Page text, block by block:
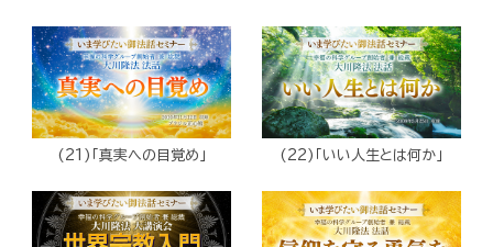
(21)「真実への目覚め」 (22)「いい人生とは何か」